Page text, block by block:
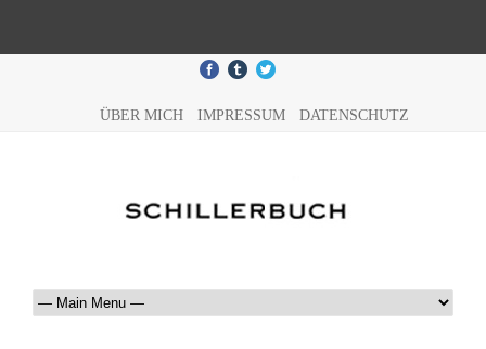
ÜBER MICH IMPRESSUM DATENSCHUTZ